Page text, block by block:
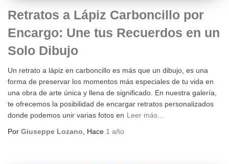
Retratos a Lápiz Carboncillo por
Encargo: Une tus Recuerdos en un
Solo Dibujo
Un retrato a lápiz en carboncillo es más que un dibujo, es una
forma de preservar los momentos más especiales de tu vida en
una obra de arte única y llena de significado. En nuestra galería,
te ofrecemos la posibilidad de encargar retratos personalizados
donde podemos unir varias fotos en Leer más…
Por Giuseppe Lozano , Hace 1 año